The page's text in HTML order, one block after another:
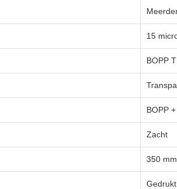
15
BOPP
BOPP
Zacht
350